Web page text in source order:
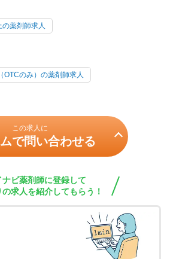
薬剤師求人
OTCのみ）の薬剤師求人
この求人に
で問い合わせる
ナビ薬剤師に登録して
求人を紹介してもらう！